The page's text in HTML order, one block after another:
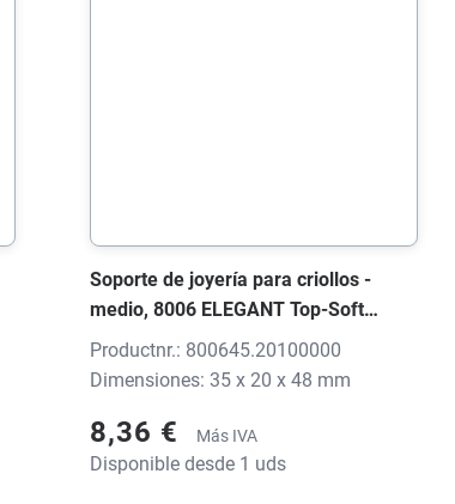
Soporte de joyería para criollos -
medio, 8006 ELEGANT Top-Soft
negro, 35x20x48 mm, sin impresión
Productnr.: 800645.20100000
Dimensiones: 35 x 20 x 48 mm
8,36 € Más IVA
Disponible desde 1 uds